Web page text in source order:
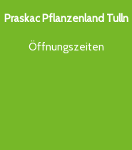
Praskac Pflanzenland Tulln
Öffnungszeiten